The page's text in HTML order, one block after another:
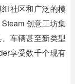
社区和广泛的模
创意工坊集
车辆甚至新类型
享受数千个现有